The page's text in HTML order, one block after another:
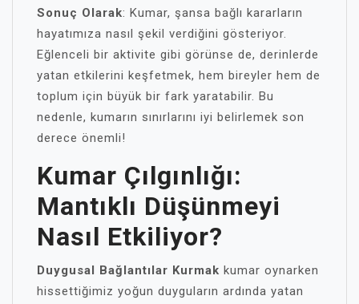
Sonuç Olarak: Kumar, şansa bağlı kararların
hayatımıza nasıl şekil verdiğini gösteriyor.
Eğlenceli bir aktivite gibi görünse de, derinlerde
yatan etkilerini keşfetmek, hem bireyler hem de
toplum için büyük bir fark yaratabilir. Bu
nedenle, kumarın sınırlarını iyi belirlemek son
derece önemli!
Kumar Çılgınlığı:
Mantıklı Düşünmeyi
Nasıl Etkiliyor?
Duygusal Bağlantılar Kurmak kumar oynarken
hissettiğimiz yoğun duyguların ardında yatan